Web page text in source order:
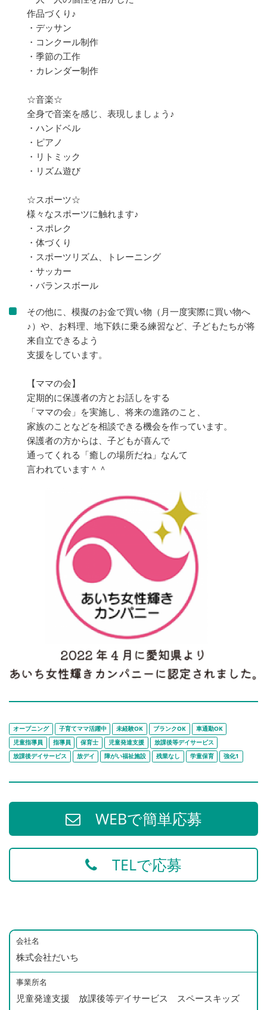
作品づくり♪
・デッサン
・コンクール制作
・季節の工作
・カレンダー制作
☆音楽☆
全身で音楽を感じ、表現しましょう♪
・ハンドベル
・ピアノ
・リトミック
・リズム遊び
☆スポーツ☆
様々なスポーツに触れます♪
・スポレク
・体づくり
・スポーツリズム、トレーニング
・サッカー
・バランスボール
その他に、模擬のお金で買い物（月一度実際に買い物へ
♪）や、お料理、地下鉄に乗る練習など、子どもたちが将
来自立できるよう
支援をしています。
【ママの会】
定期的に保護者の方とお話しをする
「ママの会」を実施し、将来の進路のこと、
家族のことなどを相談できる機会を作っています。
保護者の方からは、子どもが喜んで
通ってくれる「癒しの場所だね」なんて
言われています＾＾
オープニング 子育てママ活躍中 未経験OK ブランクOK
車通勤OK
児童指導員
指導員 保育士 児童発達支援
放課後等デイサービス
放課後デイサービス
放デイ 障がい福祉施設 残業なし 学童保育 強化1
WEBで簡単応募
TELで応募
会社名
株式会社だいち
事業所名
児童発達支援 放課後等デイサービス スペースキッズ